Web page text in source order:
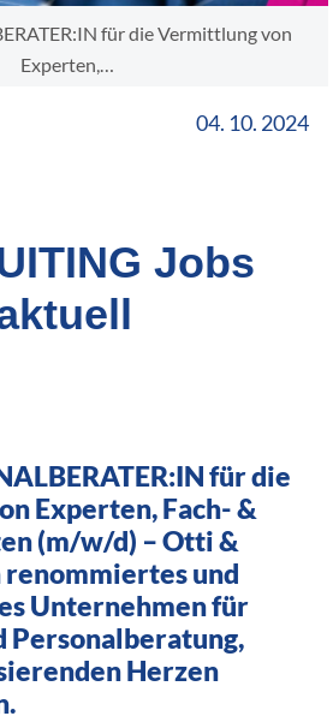
für die Vermittlung von
Experten,…
04. 10. 2024
Jobs
für die
Experten, Fach- &
(m/w/d) – Otti &
und
Unternehmen für
Personalberatung,
Herzen